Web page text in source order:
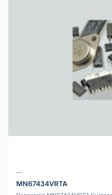
--
MN67434VRTA